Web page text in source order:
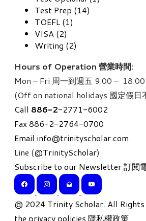
Test Prep (14)
TOEFL (1)
VISA (2)
Writing (2)
Hours of Operation 營業時間:
Mon – Fri 周一到週五 9:00 – 18:00
(Off on national holidays 國定假日
Call 886-2-2771-6002
Fax 886-2-2764-0700
Email info@trinityscholar.com
Line (@TrinityScholar)
Subscribe to our Newsletter 訂閱
​@ 2024 Trinity Scholar. All Rights
the privacy policies 隱私權政策